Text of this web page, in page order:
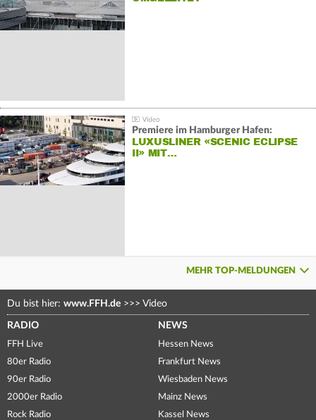
Premiere im Hamburger Hafen:
LUXUSLINER «SCENIC ECLIPSE
II» MIT…
MEHR TOP-MELDUNGEN
Du bist hier: www.FFH.de >>> Video
RADIO
FFH Live
80er Radio
90er Radio
2000er Radio
Rock Radio
NEWS
Hessen News
Frankfurt News
Wiesbaden News
Mainz News
Kassel News